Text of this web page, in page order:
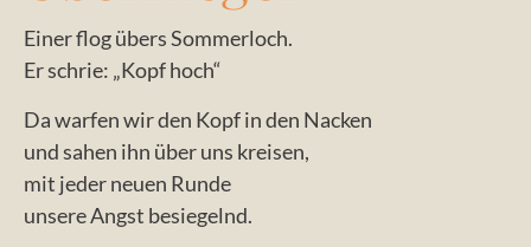
Einer flog übers Sommerloch.
Er schrie: „Kopf hoch“
Da warfen wir den Kopf in den Nacken
und sahen ihn über uns kreisen,
mit jeder neuen Runde
unsere Angst besiegelnd.